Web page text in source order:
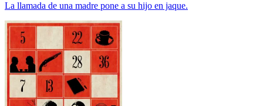
La llamada de una madre pone a su hijo en jaque.